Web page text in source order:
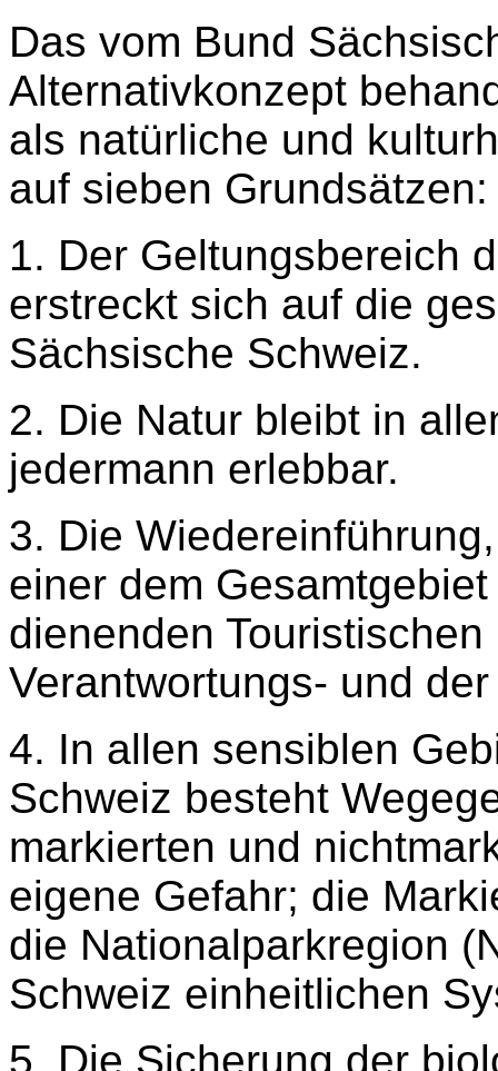
Das vom Bund
Alternativkonzept
als natürliche und
auf sieben Grundsätzen:
1. Der Geltungsbereich
erstreckt sich auf die
Sächsische Schweiz.
2. Die Natur bleibt in
jedermann erlebbar.
3. Die
einer dem
dienenden
Verantwortungs- und
4. In allen sensiblen
Schweiz besteht
markierten und
eigene Gefahr; die
die Nationalparkregion
Schweiz einheitlichen
5. Die Sicherung der